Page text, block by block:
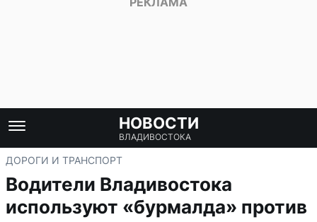
НОВОСТИ
ВЛАДИВОСТОКА
ДОРОГИ И ТРАНСПОРТ
Водители Владивостока
используют «бурмалда» против